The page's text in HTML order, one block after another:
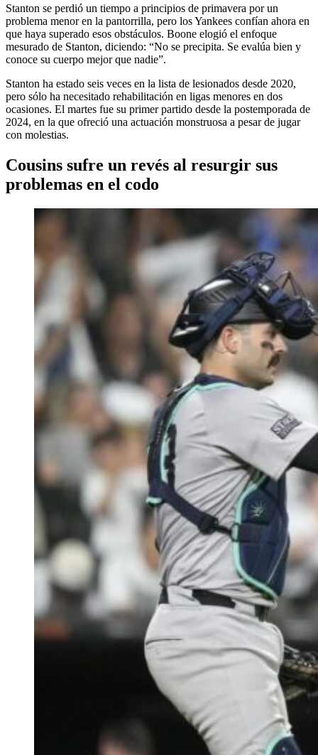
Stanton se perdió un tiempo a principios de primavera por un
problema menor en la pantorrilla, pero los Yankees confían ahora en
que haya superado esos obstáculos. Boone elogió el enfoque
mesurado de Stanton, diciendo: “No se precipita. Se evalúa bien y
conoce su cuerpo mejor que nadie”.
Stanton ha estado seis veces en la lista de lesionados desde 2020,
pero sólo ha necesitado rehabilitación en ligas menores en dos
ocasiones. El martes fue su primer partido desde la postemporada de
2024, en la que ofreció una actuación monstruosa a pesar de jugar
con molestias.
Cousins sufre un revés al resurgir sus
problemas en el codo